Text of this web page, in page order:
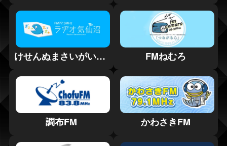
けせんぬまさいがいエフエム FMねむろ
調布FM かわさきFM